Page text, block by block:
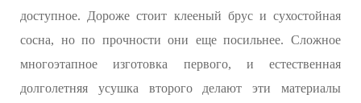
доступное. Дороже стоит клееный брус и сухостойная
сосна, но по прочности они еще посильнее. Сложное
многоэтапное изготовка первого, и естественная
долголетняя усушка второго делают эти материалы